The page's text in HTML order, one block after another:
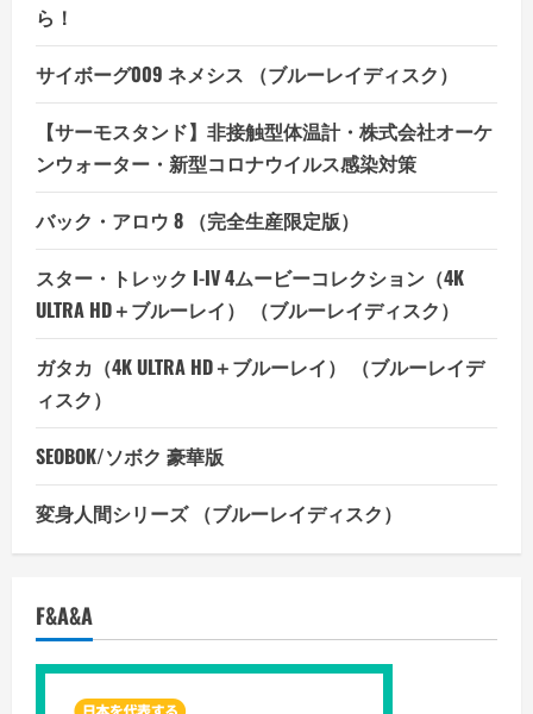
ら！
サイボーグ009 ネメシス （ブルーレイディスク）
【サーモスタンド】非接触型体温計・株式会社オーケ
ンウォーター・新型コロナウイルス感染対策
バック・アロウ 8 （完全生産限定版）
スター・トレック I-IV 4ムービーコレクション（4K
ULTRA HD＋ブルーレイ） （ブルーレイディスク）
ガタカ（4K ULTRA HD＋ブルーレイ） （ブルーレイデ
ィスク）
SEOBOK/ソボク 豪華版
変身人間シリーズ （ブルーレイディスク）
F&A&A